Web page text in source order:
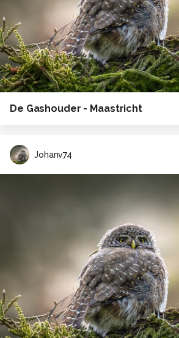
De Gashouder - Maastricht
Johanv74